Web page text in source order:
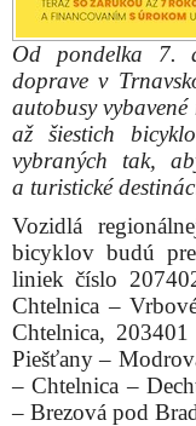
Od pondelka 7.
doprave v
autobusy
až šiestich
vybraných tak,
a turistické
Vozidlá
bicyklov budú
liniek číslo
Chtelnica –
Chtelnica,
Piešťany –
– Chtelnica –
– Brezová pod